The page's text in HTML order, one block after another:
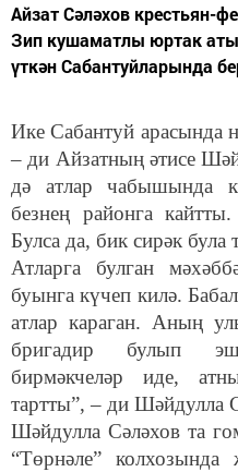
Айзат Сәләхов крестьян-
Зип кушаматлы юртак
үткән Сабантуйларында
Ике Сабантуй арасында
– ди Айзатның әтисе
дә атлар чабышында
безнең районга
Булса да, бик сирәк була
Атларга булган
буынга күчеп килә.
атлар караган. Аның
бригадир булып
бирмәкчеләр иде,
тартты”, – ди Шәйдулла
Шәйдулла Сәләхов та
“Төрнәле” колхозында